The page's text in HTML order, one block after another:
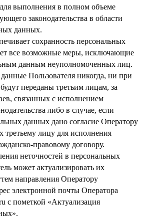
выполнения в полном объеме
законодательства в области
данных.
сохранность персональных
все возможные меры, исключающие
данным неуполномоченных лиц.
Пользователя никогда, ни при
переданы третьим лицам, за
связанных с исполнением
либо в случае, если
данных дано согласие Оператору
третьему лицу для исполнения
правовому договору.
неточностей в персональных
может актуализировать их
направления Оператору
электронной почты Оператора
с пометкой «Актуализация